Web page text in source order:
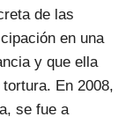
de las
en una
y que ella
En 2008,
se fue a